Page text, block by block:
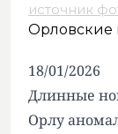
источник
Орловские
18/01/2026
Длинные
Орлу